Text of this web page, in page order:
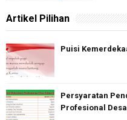
Artikel Pilihan
Puisi
Persyaratan
Profesional Desa